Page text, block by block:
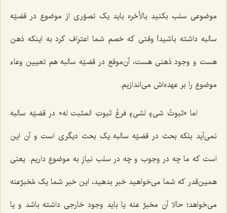
موضوعی سلب بکنید بالأخره باید یک تصوّری از موضوع در قضیّه
سالبه داشته باشید! وقتی که خصم شما اعتراف کرد به اینکه ذهن
هست و وجود ذهنی هست، آن‌موقع در قضیّه سالبه هم تعیین وعاء
موضوع را بر عهده‌اش می‌اندازیم.
اما «ثبوتُ شیءٍ لشیءٍ فرعُ ثبوتِ المثبت له» در قضیّه سالبه
نمی‌آید بلکه بحث در قضیّه سالبه یک بحث دیگری است و آن این
است که ما چه در وجوب و چه در سلب نیازِ به موضوع داریم. یعنی
همین‌قدر که شما می‌خواهید خبر بدهید، این خبر شما یک مُخبرٌعنه
می‌خواهد؛ حالا آن مخبرٌ عنه یا باید وجود خارجی داشته باشد و یا